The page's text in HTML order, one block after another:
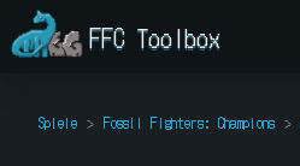
FFC Toolbox
Spiele Fossil Fighters: Champions